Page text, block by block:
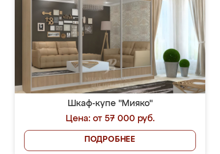
Шкаф-купе "Мияко"
Цена: от 57 000 руб.
ПОДРОБНЕЕ